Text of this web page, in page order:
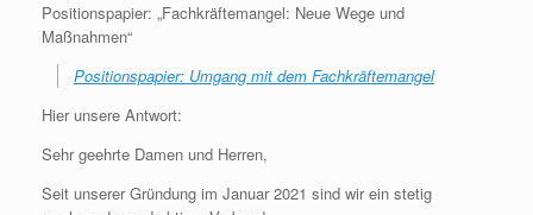
Positionspapier: „Fachkräftemangel: Neue Wege und
Maßnahmen“
Positionspapier: Umgang mit dem Fachkräftemangel
Hier unsere Antwort:
Sehr geehrte Damen und Herren,
Seit unserer Gründung im Januar 2021 sind wir ein stetig